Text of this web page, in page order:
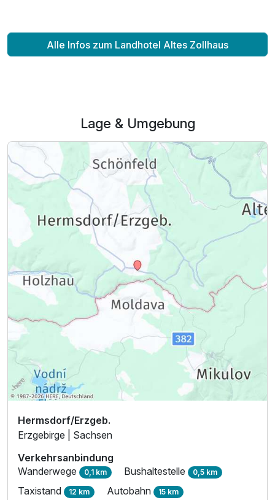
Alle Infos zum Landhotel Altes Zollhaus
Lage & Umgebung
Hermsdorf/Erzgeb.
Erzgebirge | Sachsen
Verkehrsanbindung
Wanderwege 0,1 km Bushaltestelle 0,5 km
Taxistand 12 km Autobahn 15 km